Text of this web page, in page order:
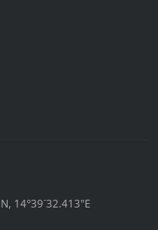
14°39´32.413"E